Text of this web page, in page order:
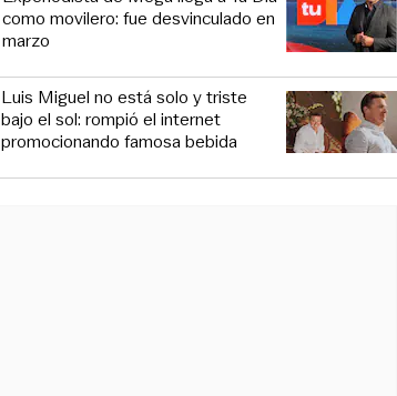
como movilero: fue desvinculado en
marzo
Luis Miguel no está solo y triste
bajo el sol: rompió el internet
promocionando famosa bebida